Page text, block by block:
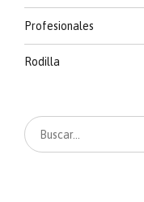
Profesionales
Rodilla